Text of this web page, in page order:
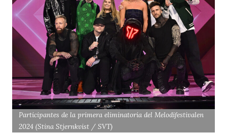
Participantes de la primera eliminatoria del Melodifestivalen
2024 (Stina Stjernkvist / SVT)